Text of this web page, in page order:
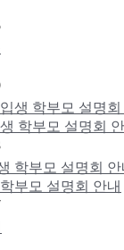
학부모 설명회
부모 설명회 안내